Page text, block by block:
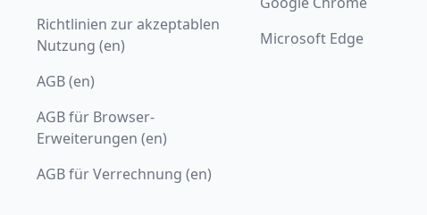
Richtlinien zur akzeptablen
Nutzung (en)
AGB (en)
AGB für Browser-
Erweiterungen (en)
AGB für Verrechnung (en)
Microsoft Edge